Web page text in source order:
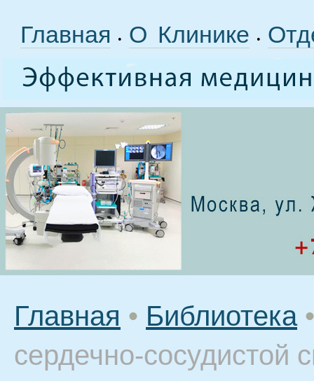
Главная • О Клинике •
Главная • Библиотека •
сердечно-сосудистой